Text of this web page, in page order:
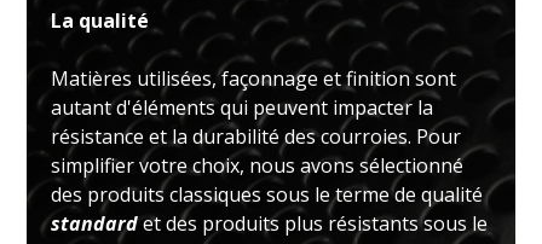
La qualité
Matières utilisées, façonnage et finition sont
autant d'éléments qui peuvent impacter la
résistance et la durabilité des courroies. Pour
simplifier votre choix, nous avons sélectionné
des produits classiques sous le terme de qualité
standardet des produits plus résistants sous le